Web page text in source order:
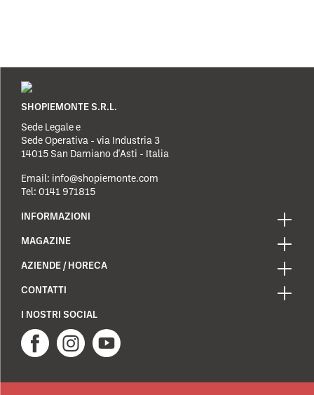
SHOPIEMONTE S.R.L.
Sede Legale e
Sede Operativa - via Industria 3
14015 San Damiano d'Asti - Italia
Email: info@shopiemonte.com
Tel: 0141 971815
INFORMAZIONI
MAGAZINE
AZIENDE / HORECA
CONTATTI
I NOSTRI SOCIAL